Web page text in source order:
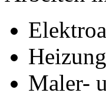
Maler-